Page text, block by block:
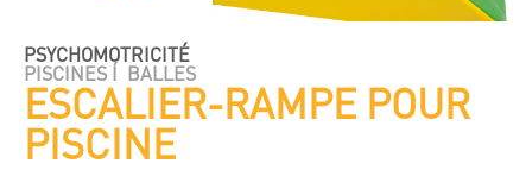
PSYCHOMOTRICITÉ
PISCINES Í BALLES
ESCALIER-RAMPE POUR
PISCINE